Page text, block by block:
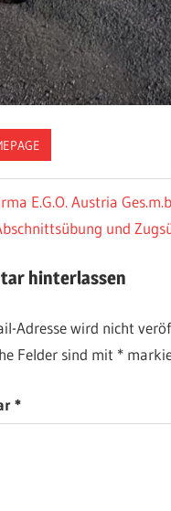
E.G.O. Austria
und
hinterlassen
Adresse wird nicht
Felder sind mit *
*